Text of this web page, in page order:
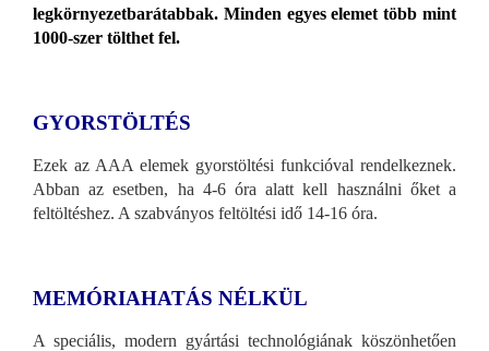
legkörnyezetbarátabbak. Minden egyes elemet több mint
1000-szer tölthet fel.
GYORSTÖLTÉS
Ezek az AAA elemek gyorstöltési funkcióval rendelkeznek.
Abban az esetben, ha 4-6 óra alatt kell használni őket a
feltöltéshez. A szabványos feltöltési idő 14-16 óra.
MEMÓRIAHATÁS NÉLKÜL
A speciális, modern gyártási technológiának köszönhetően